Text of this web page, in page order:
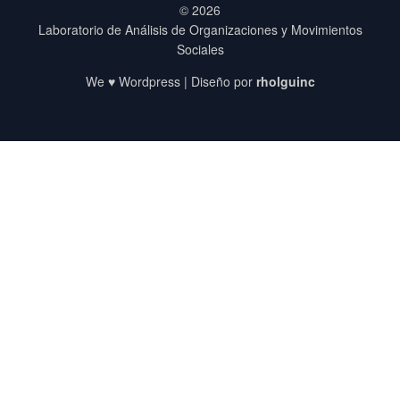
© 2026
Laboratorio de Análisis de Organizaciones y Movimientos
Sociales
We ♥ Wordpress | Diseño por rholguinc